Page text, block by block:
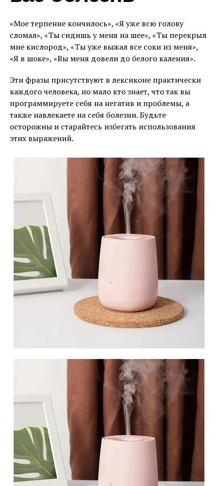
«Мое терпение кончилось», «Я уже всю голову
сломал», «Ты сидишь у меня на шее», «Ты перекрыл
мне кислород», «Ты уже выжал все соки из меня»,
«Я в шоке», «Вы меня довели до белого каления».
Эти фразы присутствуют в лексиконе практически
каждого человека, но мало кто знает, что так вы
программируете себя на негатив и проблемы, а
также навлекаете на себя болезни. Будьте
осторожны и старайтесь избегать использования
этих выражений.